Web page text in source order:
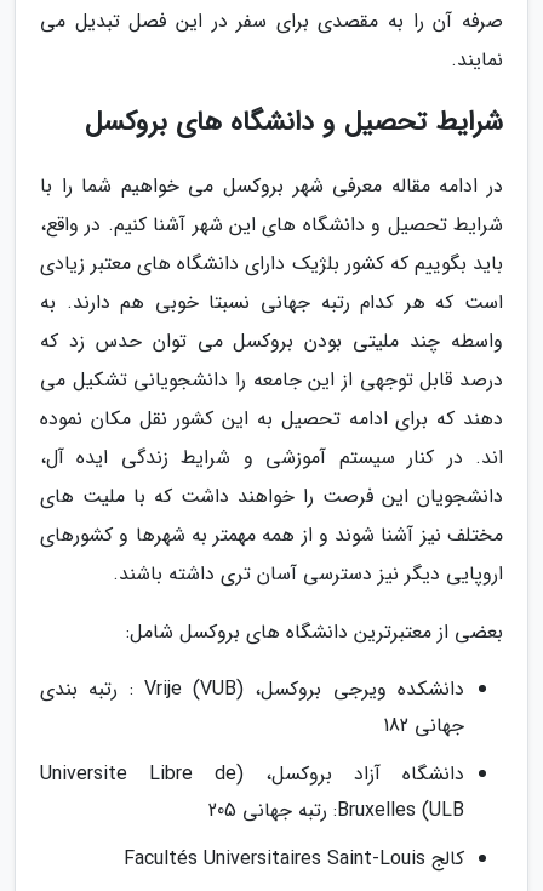
صرفه آن را به مقصدی برای سفر در این فصل تبدیل می
نمایند.
شرایط تحصیل و دانشگاه های بروکسل
در ادامه مقاله معرفی شهر بروکسل می خواهیم شما را با
شرایط تحصیل و دانشگاه های این شهر آشنا کنیم. در واقع،
باید بگوییم که کشور بلژیک دارای دانشگاه های معتبر زیادی
است که هر کدام رتبه جهانی نسبتا خوبی هم دارند. به
واسطه چند ملیتی بودن بروکسل می توان حدس زد که
درصد قابل توجهی از این جامعه را دانشجویانی تشکیل می
دهند که برای ادامه تحصیل به این کشور نقل مکان نموده
اند. در کنار سیستم آموزشی و شرایط زندگی ایده آل،
دانشجویان این فرصت را خواهند داشت که با ملیت های
مختلف نیز آشنا شوند و از همه مهمتر به شهرها و کشورهای
اروپایی دیگر نیز دسترسی آسان تری داشته باشند.
بعضی از معتبرترین دانشگاه های بروکسل شامل:
دانشکده ویرجی بروکسل، (Vrije (VUB : رتبه بندی
جهانی 182
دانشگاه آزاد بروکسل، (Universite Libre de
Bruxelles (ULB: رتبه جهانی 205
کالج Facultés Universitaires Saint-Louis